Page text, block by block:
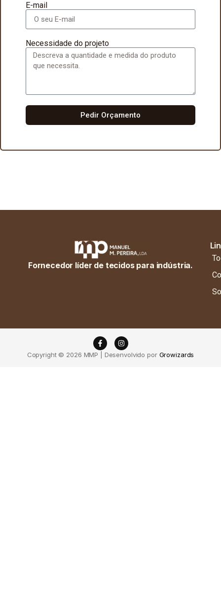
E-mail
Necessidade do projeto
Pedir Orçamento
Fornecedor líder de tecidos para indústria.
Copyright © 2026 MMP | Desenvolvido por Growizards